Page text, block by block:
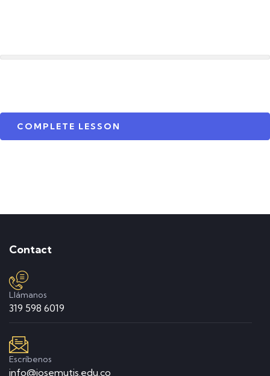
COMPLETE LESSON
Contact
Llámanos
319 598 6019
Escríbenos
info@josemutis.edu.co